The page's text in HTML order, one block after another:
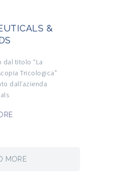
&
dal titolo “La
Tricologica”
dall’azienda
MORE